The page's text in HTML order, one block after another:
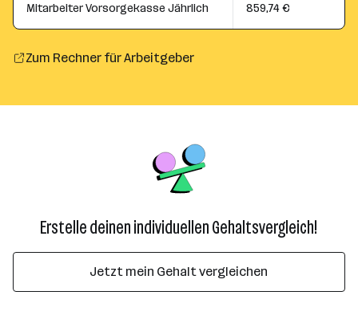
Mitarbeiter Vorsorgekasse Jährlich 859,74 €
Zum Rechner für Arbeitgeber
Erstelle deinen individuellen Gehaltsvergleich!
Jetzt mein Gehalt vergleichen